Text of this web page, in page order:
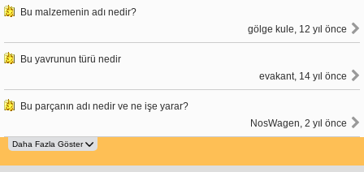
Bu malzemenin adı nedir?
gölge kule, 12 yıl önce
Bu yavrunun türü nedir
evakant, 14 yıl önce
Bu parçanın adı nedir ve ne işe yarar?
NosWagen, 2 yıl önce